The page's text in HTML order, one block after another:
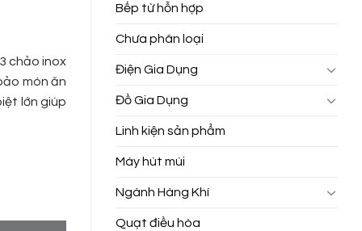
chảo inox
món ăn
lớn giúp
Bếp từ hỗn hợp
Chưa phân loại
Điện Gia Dụng
Đồ Gia Dụng
Linh kiện sản phẩm
Máy hút mùi
Ngành Hàng Khí
Quạt điều hòa